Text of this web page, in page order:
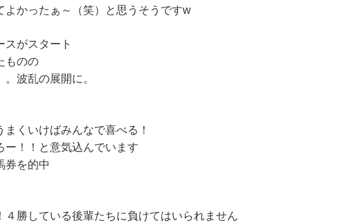
よかったぁ～（笑）と思うそうですw
スがスタート
ものの
波乱の展開に。
くいけばみんなで喜べる！
ー！！と意気込んでいます
券を的中
４勝している後輩たちに負けてはいられません